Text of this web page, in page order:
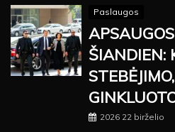
Paslaugos
ŠIANDIEN:
2026 22 birželio